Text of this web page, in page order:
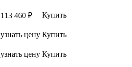
113 460 ₽
Купить
узнать цену Купить
узнать цену Купить